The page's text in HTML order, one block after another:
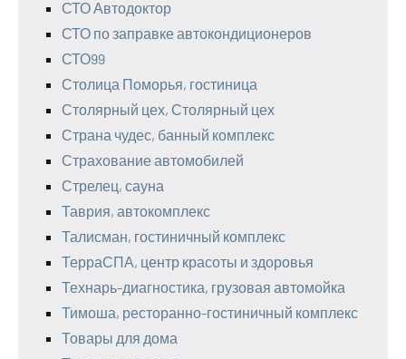
СТО Автодоктор
СТО по заправке автокондиционеров
СТО99
Столица Поморья, гостиница
Столярный цех, Столярный цех
Страна чудес, банный комплекс
Страхование автомобилей
Стрелец, сауна
Таврия, автокомплекс
Талисман, гостиничный комплекс
ТерраСПА, центр красоты и здоровья
Технарь-диагностика, грузовая автомойка
Тимоша, ресторанно-гостиничный комплекс
Товары для дома